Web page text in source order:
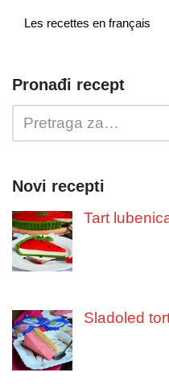
Les recettes en français
Pronađi recept
Novi recepti
Tart
Sladoled